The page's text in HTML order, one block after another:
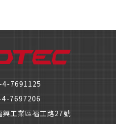
4-7691125
7697206
興工業區福工路27號